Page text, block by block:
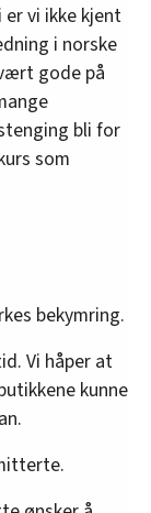
vi ikke kjent
i norske
gode på
bli for
som
bekymring.
Vi håper at
kunne